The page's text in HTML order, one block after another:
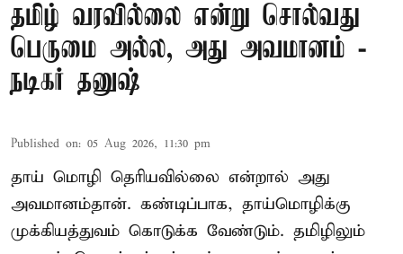
தமிழ் வரவில்லை என்று சொல்வது
பெருமை அல்ல, அது அவமானம் -
நடிகர் தனுஷ்
Published on: 05 Aug 2026, 11:30 pm
தாய் மொழி தெரியவில்லை என்றால் அது
அவமானம்தான். கண்டிப்பாக, தாய்மொழிக்கு
முக்கியத்துவம் கொடுக்க வேண்டும். தமிழிலும்